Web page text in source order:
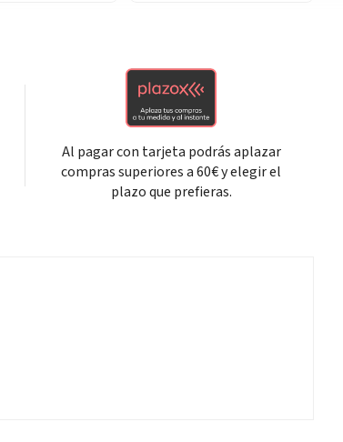
Al pagar con tarjeta podrás aplazar
compras superiores a 60€ y elegir el
plazo que prefieras.